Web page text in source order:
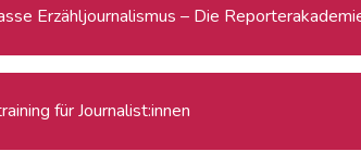
Erzähljournalismus – Die
für Journalist:innen